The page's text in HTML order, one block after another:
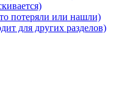
потеряли или нашли)
для других разделов)